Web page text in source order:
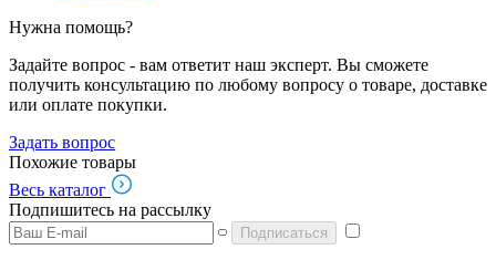
Нужна помощь?
Задайте вопрос - вам ответит наш эксперт. Вы сможете
получить консультацию по любому вопросу о товаре, доставке
или оплате покупки.
Задать вопрос
Похожие товары
Весь каталог
Подпишитесь на рассылку
Подписаться